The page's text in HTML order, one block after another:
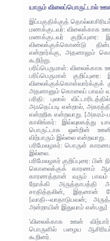
யாரும் விலைப்பொருட்டால்
இப்பகுதிக்குத்
மணக்குடவர்: விலைக்காக
மணக்குடவர்
விலைக்குக்கொண்டு
என்றார்க்கு, அதனாலும்
கூறிற்று.
பரிப்பெருமாள்: விலைக்காக
பரிப்பெருமாள்
விலைக்குக்கொள்வார்க்குக்
அதனானும் கொலைப் பாவம்
பரிதி: புலால்
அஃதெப்படி என்றால்,
என்றறிக என்றவாறு. [அகரம்-
காலிங்கர்: இவ்வுலகத்து
பொருட்டாக ஒன்றின்
விற்பாரும் இல்லை என்றவாறு.
பரிமேலழகர்: பொருள்
இல்லை.
பரிமேலழகர் குறிப்புரை: பின்
கொலைக்குக் காரணம்
காரணத்தான் வரும்
நோக்கி அருத்தாபத்தி
சாதித்தலின், இதனான்
[வாதி--வாதாடுபவன்;
அன்றாயின் இதுவாம் என்பது]
'விலைக்காக ஊன்
பொருளில் பழைய
கூறினர்.